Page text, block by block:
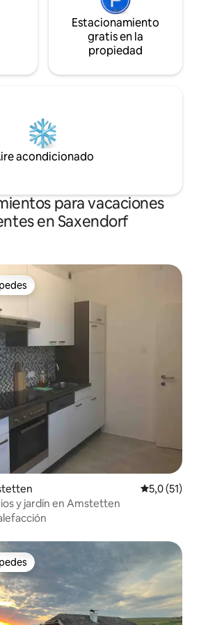
Estacionamiento
gratis en la
propiedad
acondicionado
para vacaciones
en Saxendorf
Calificación
5,0 (51)
y jardín en Amstetten